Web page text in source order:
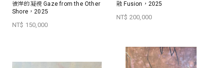
彼岸的凝視 Gaze from the Other
Shore，2025
NT$ 150,000
融 Fusion，2025
NT$ 200,000